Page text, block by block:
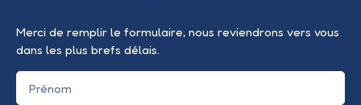
Merci de remplir le formulaire, nous reviendrons vers vous
dans les plus brefs délais.
Prénom